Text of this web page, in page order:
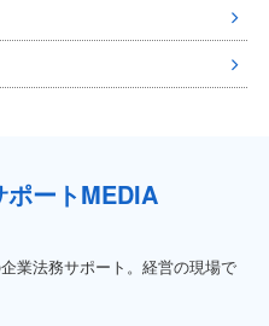
ートMEDIA
業法務サポート。経営の現場で